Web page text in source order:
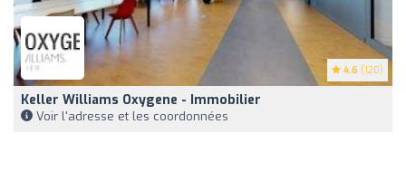
4.6 (120)
Keller Williams Oxygene - Immobilier
Voir l'adresse et les coordonnées